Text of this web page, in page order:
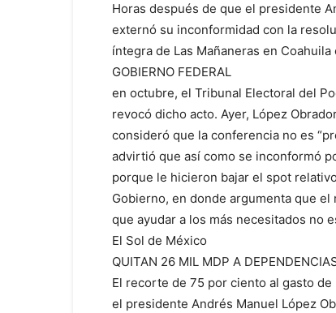
Horas después de que el presidente
externó su inconformidad con la
íntegra de Las Mañaneras en
GOBIERNO FEDERAL
en octubre, el Tribunal Electoral del
revocó dicho acto. Ayer, López
consideró que la conferencia no es
advirtió que así como se inconformó
porque le hicieron bajar el spot
Gobierno, en donde argumenta que
que ayudar a los más necesitados no
El Sol de México
QUITAN 26 MIL MDP A
El recorte de 75 por ciento al gasto
el presidente Andrés Manuel López